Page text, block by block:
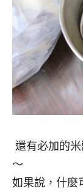
還有必加的
～
如果說，什麼